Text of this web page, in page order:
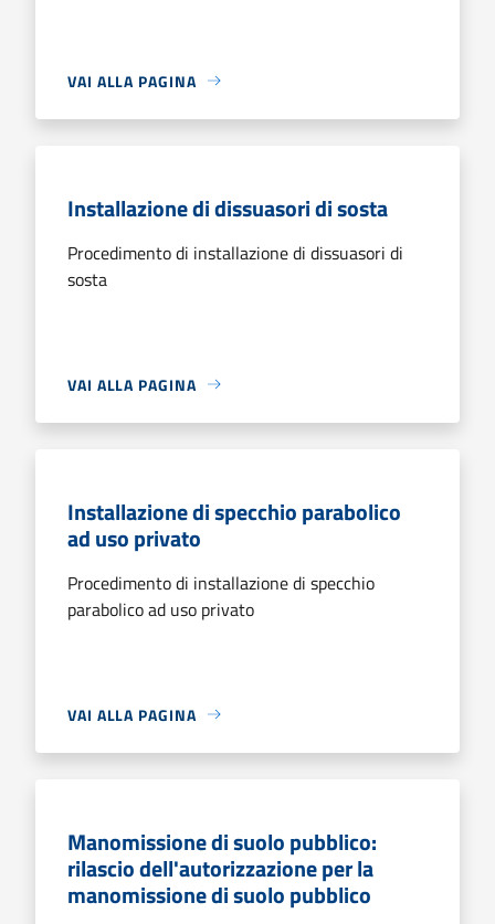
VAI ALLA PAGINA
Installazione di dissuasori di sosta
Procedimento di installazione di dissuasori di
sosta
VAI ALLA PAGINA
Installazione di specchio parabolico
ad uso privato
Procedimento di installazione di specchio
parabolico ad uso privato
VAI ALLA PAGINA
Manomissione di suolo pubblico:
rilascio dell'autorizzazione per la
manomissione di suolo pubblico